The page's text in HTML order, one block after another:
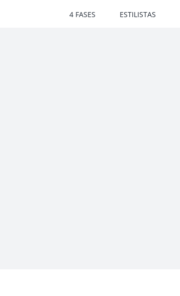
4 FASES ESTILISTAS